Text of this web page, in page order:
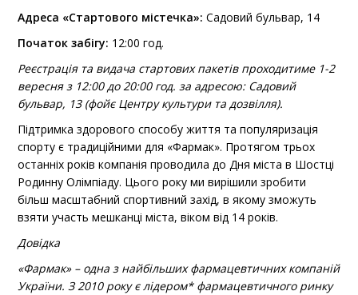
Адреса «Стартового містечка»:Садовий бульвар, 14
Початок забігу: 12:00 год.
Реєстрація та видача стартових пакетів проходитиме 1-2
вересня з 12:00 до 20:00 год. за адресою: Садовий
бульвар, 13 (фойє Центру культури та дозвілля).
Підтримка здорового способу життя та популяризація
спорту є традиційними для «Фармак». Протягом трьох
останніх років компанія проводила до Дня міста в Шостці
Родинну Олімпіаду. Цього року ми вирішили зробити
більш масштабний спортивний захід, в якому зможуть
взяти участь мешканці міста, віком від 14 років.
Довідка
«Фармак» – одна з найбільших фармацевтичних компаній
України. З 2010 року є лідером* фармацевтичного ринку